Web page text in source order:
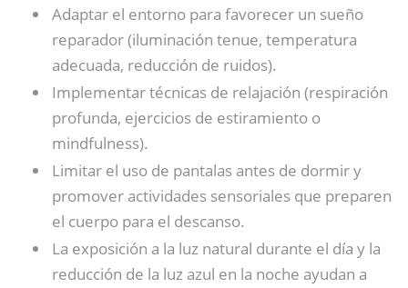
Adaptar el entorno para favorecer un sueño
reparador (iluminación tenue, temperatura
adecuada, reducción de ruidos).
Implementar técnicas de relajación (respiración
profunda, ejercicios de estiramiento o
mindfulness).
Limitar el uso de pantalas antes de dormir y
promover actividades sensoriales que preparen
el cuerpo para el descanso.
La exposición a la luz natural durante el día y la
reducción de la luz azul en la noche ayudan a